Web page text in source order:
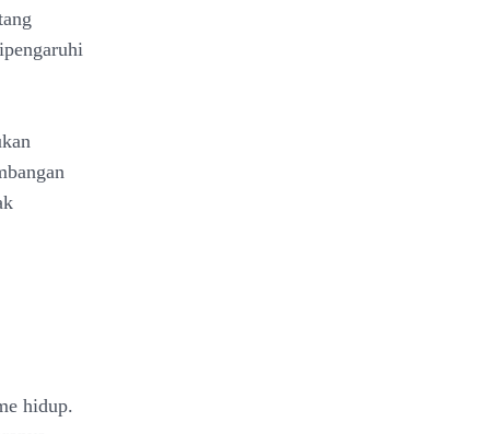
hidup.